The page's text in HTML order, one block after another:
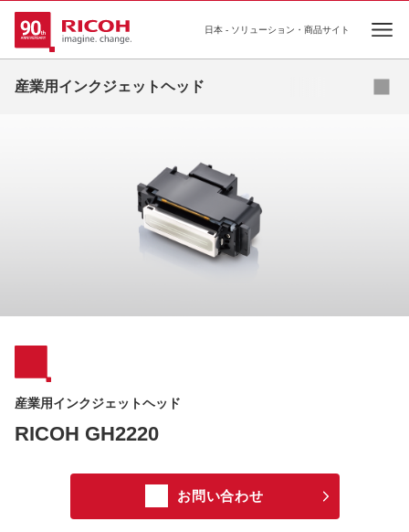
日本 - ソリューション・商品サイト
産業用インクジェットヘッド
産業用インクジェットヘッド
RICOH GH2220
お問い合わせ